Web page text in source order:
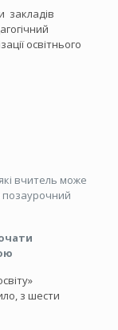
закладів
освітнього
вчитель може
позаурочний
з шести